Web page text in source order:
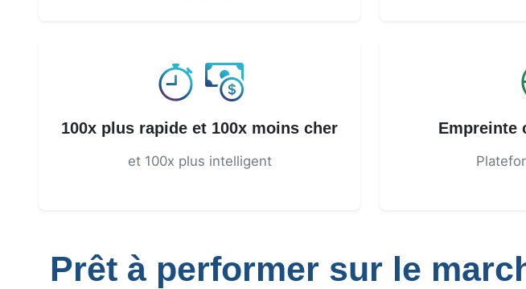
100x plus rapide et 100x moins cher
et 100x plus intelligent
Empreinte
Prêt à performer sur le